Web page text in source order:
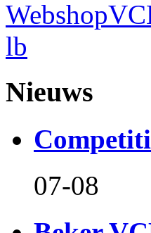
Nieuws
07-08